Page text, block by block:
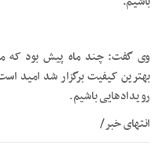
وی گفت: چند ماه پیش بود که
بهترین کیفیت برگزار شد امید
رویدادهایی باشیم.
انتهای خبر/